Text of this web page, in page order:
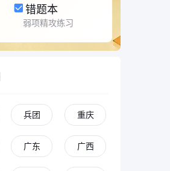
错题本
弱项精攻练习
兵团 重庆
广东 广西